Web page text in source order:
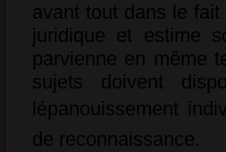
avant tout dans le
juridique et estime
parvienne en même
sujets doivent
lépanouissement
de reconnaissance.